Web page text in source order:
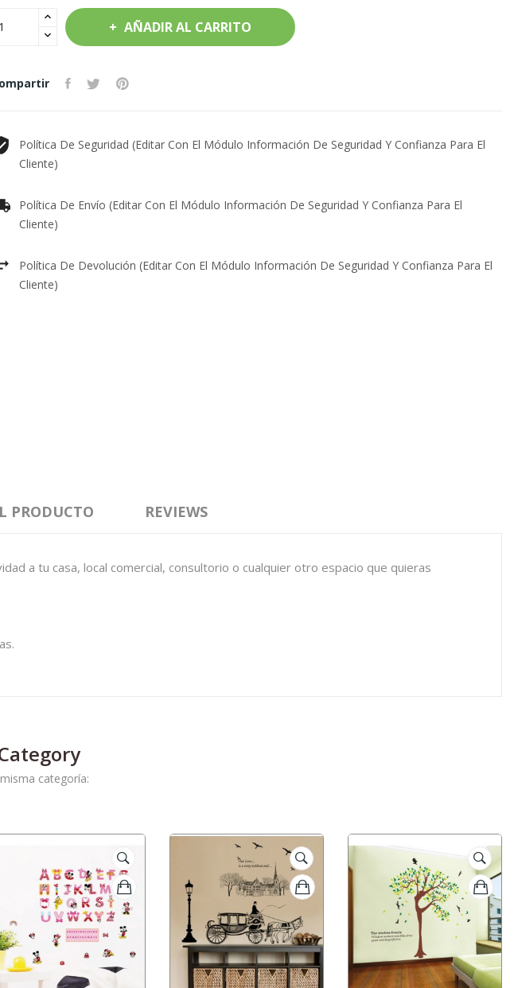
AÑADIR AL CARRITO
Política De Seguridad (editar Con El Módulo Información De Seguridad Y Confianza Para El
Cliente)
Política De Envío (editar Con El Módulo Información De Seguridad Y Confianza Para El
Cliente)
Política De Devolución (editar Con El Módulo Información De Seguridad Y Confianza Para El
Cliente)
PRODUCTO REVIEWS
a tu casa, local comercial, consultorio o cualquier otro espacio que quieras
categoría: